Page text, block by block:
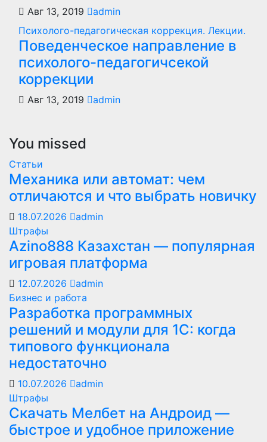
Авг 13, 2019
admin
Психолого-педагогическая коррекция. Лекции.
Поведенческое направление в
психолого-педагогичсекой
коррекции
Авг 13, 2019 admin
You missed
Статьи
Механика или автомат: чем
отличаются и что выбрать новичку
18.07.2026
admin
Штрафы
Azino888 Казахстан — популярная
игровая платформа
12.07.2026
admin
Бизнес и работа
Разработка программных
решений и модули для 1С: когда
типового функционала
недостаточно
10.07.2026
admin
Штрафы
Скачать Мелбет на Андроид —
быстрое и удобное приложение